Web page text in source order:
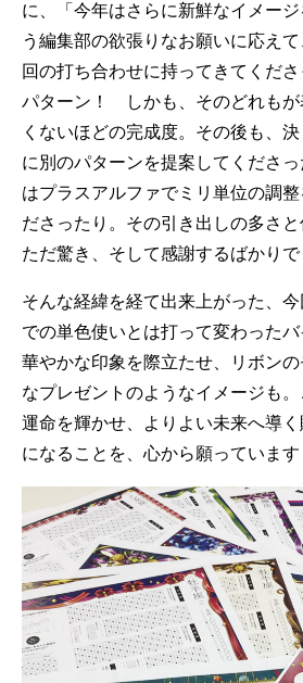
に、「今年はさらに新鮮なイメー
う編集部の欲張りなお願いに応え
回の打ち合わせに持ってきてくだ
パターン！ しかも、そのどれもが
くないほどの完成度。その後も、
に別のパターンを提案してくださ
はプラスアルファでミリ単位の調整
ださったり。その引き出しの多さ
ただ驚き、そして感謝するばかりで
そんな経緯を経て出来上がった、
での単色使いとは打って変わった
華やかな印象を際立たせ、リボン
なプレゼントのようなイメージも
運命を輝かせ、よりよい未来へ導
になることを、心から願っています